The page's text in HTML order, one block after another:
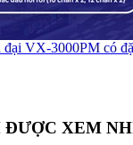
đại VX-3000PM có
ĐƯỢC XEM